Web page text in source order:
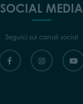
SOCIAL MEDIA
Seguici sui canali social